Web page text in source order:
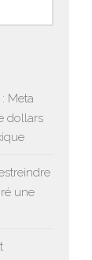
Meta
dollars
une